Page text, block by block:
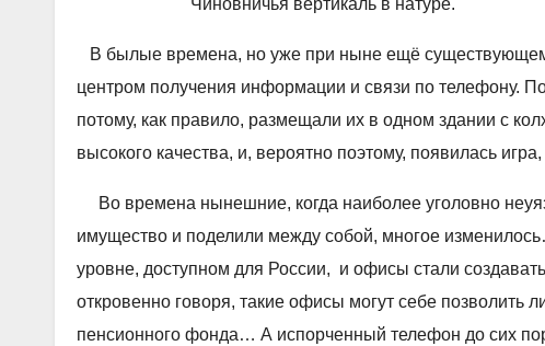
Чиновничья вертикаль в натуре.
В былые времена, но уже при ныне ещё
центром получения информации и связи по телефону.
потому, как правило, размещали их в одном здании с
высокого качества, и, вероятно поэтому, появилась
Во времена нынешние, когда наиболее уголовно
имущество и поделили между собой, многое
уровне, доступном для России, и офисы стали
откровенно говоря, такие офисы могут себе
пенсионного фонда… А испорченный телефон до сих